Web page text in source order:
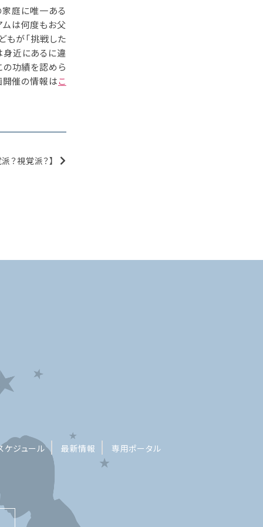
家庭に唯一ある
ムは何度もお父
もが「挑戦した
身近にあるに違
の功績を認めら
開催の情報はこ
？視覚派？】
ケジュール 最新情報 専用ポータル